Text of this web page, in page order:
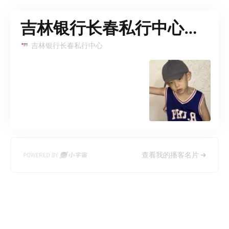
吉林银行长春私行中心的个人播客
吉林银行长春私行中心
查看我的播客名片